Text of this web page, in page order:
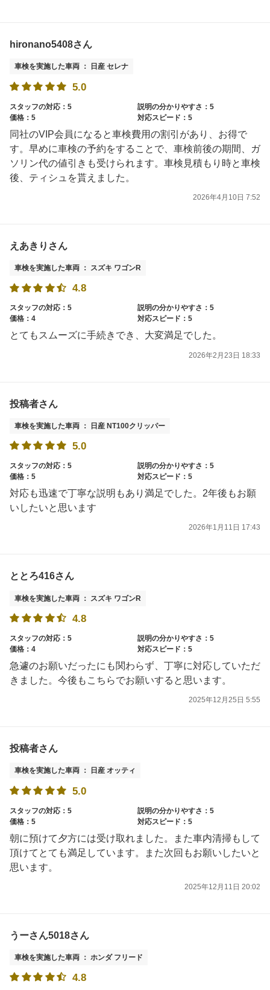
hironano5408さん
車検を実施した車両 ： 日産 セレナ
5.0
スタッフの対応：5
説明の分かりやすさ：5
価格：5
対応スピード：5
同社のVIP会員になると車検費用の割引があり、お得で
す。早めに車検の予約をすることで、車検前後の期間、ガ
ソリン代の値引きも受けられます。車検見積もり時と車検
後、ティシュを貰えました。
2026年4月10日 7:52
えあきりさん
車検を実施した車両 ： スズキ ワゴンR
4.8
スタッフの対応：5
説明の分かりやすさ：5
価格：4
対応スピード：5
とてもスムーズに手続きでき、大変満足でした。
2026年2月23日 18:33
投稿者さん
車検を実施した車両 ： 日産 NT100クリッパー
5.0
スタッフの対応：5
説明の分かりやすさ：5
価格：5
対応スピード：5
対応も迅速で丁寧な説明もあり満足でした。2年後もお願
いしたいと思います
2026年1月11日 17:43
ととろ416さん
車検を実施した車両 ： スズキ ワゴンR
4.8
スタッフの対応：5
説明の分かりやすさ：5
価格：4
対応スピード：5
急遽のお願いだったにも関わらず、丁寧に対応していただ
きました。今後もこちらでお願いすると思います。
2025年12月25日 5:55
投稿者さん
車検を実施した車両 ： 日産 オッティ
5.0
スタッフの対応：5
説明の分かりやすさ：5
価格：5
対応スピード：5
朝に預けて夕方には受け取れました。また車内清掃もして
頂けてとても満足しています。また次回もお願いしたいと
思います。
2025年12月11日 20:02
うーさん5018さん
車検を実施した車両 ： ホンダ フリード
4.8